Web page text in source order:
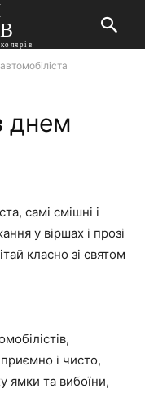
днем
самі смішні і
у віршах і прозі
класно зі святом
і чисто,
ямки та вибоїни,